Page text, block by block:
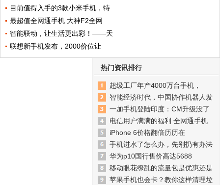
目前值得入手的3款小米手机，特
最超值全网通手机 大神F2全网
智能联动，让生活更出彩！——天
联想新手机发布，2000价位让
热门资讯排行
超级工厂年产4000万台手机，
智能经济时代，中国协作机器人发
一加手机登陆印度：CM升级没了
电信用户满满的福利 全网通手机
iPhone 6价格翻倍历历在
手机进水了怎么办，先别扔有办法
华为p10国行售价高达5688
移动眼花缭乱的流量包是优惠还是
苹果手机也会卡？教你这样清理垃